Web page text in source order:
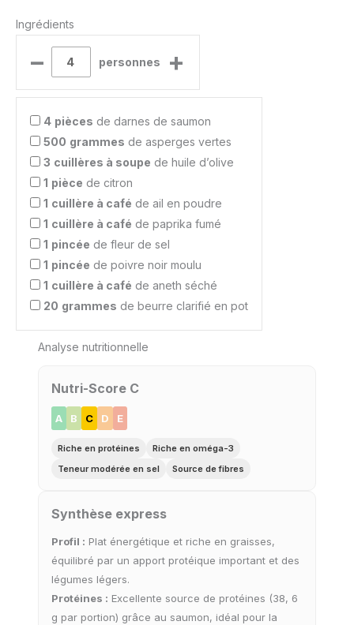
Ingrédients
– personnes +
4 pièces de darnes de saumon
500 grammes de asperges vertes
3 cuillères à soupe de huile d’olive
1 pièce de citron
1 cuillère à café de ail en poudre
1 cuillère à café de paprika fumé
1 pincée de fleur de sel
1 pincée de poivre noir moulu
1 cuillère à café de aneth séché
20 grammes de beurre clarifié en pot
Analyse nutritionnelle
Nutri-Score C
A B C D E
Riche en protéines
Riche en oméga-3
Teneur modérée en sel
Source de fibres
Synthèse express
Profil : Plat énergétique et riche en graisses,
équilibré par un apport protéique important et des
légumes légers.
Protéines : Excellente source de protéines (38, 6
g par portion) grâce au saumon, idéal pour la